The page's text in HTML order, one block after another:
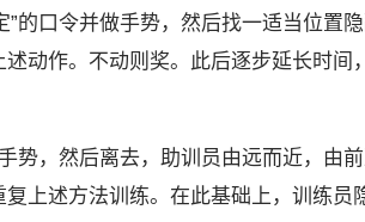
的口令并做手势，然后找一适当位置
动作。不动则奖。此后逐步延长时间
势，然后离去，助训员由远而近，由前
上述方法训练。在此基础上，训练员